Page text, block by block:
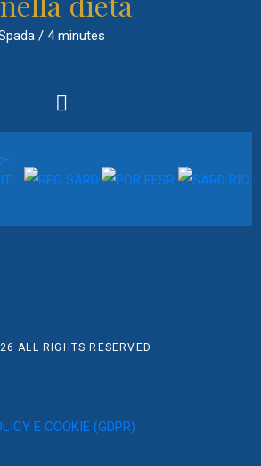
/ 4 minutes
ALL RIGHTS RESERVED
E COOKIE (GDPR)